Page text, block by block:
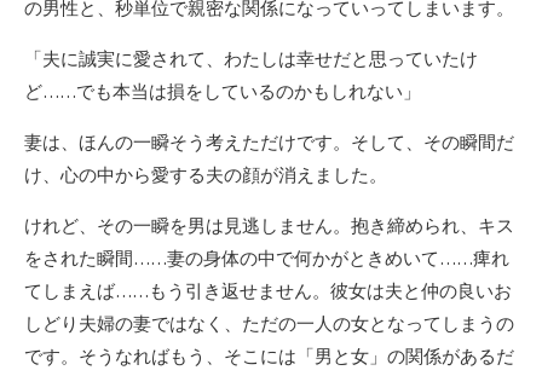
の男性と、秒単位で親密な関係になっていってしまいます。
「夫に誠実に愛されて、わたしは幸せだと思っていたけ
ど……でも本当は損をしているのかもしれない」
妻は、ほんの一瞬そう考えただけです。そして、その瞬間だ
け、心の中から愛する夫の顔が消えました。
けれど、その一瞬を男は見逃しません。抱き締められ、キス
をされた瞬間……妻の身体の中で何かがときめいて……痺れ
てしまえば……もう引き返せません。彼女は夫と仲の良いお
しどり夫婦の妻ではなく、ただの一人の女となってしまうの
です。そうなればもう、そこには「男と女」の関係があるだ